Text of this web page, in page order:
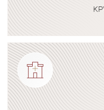
Подробнее о программе